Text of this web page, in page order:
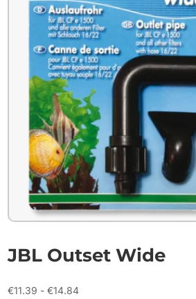
JBL Outset Wide
€11.39 - €14.84Prijsklasse: